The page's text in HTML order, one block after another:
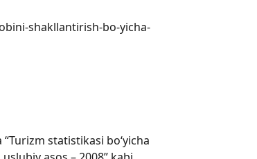
shakllantirish-bo-yicha-
statistikasi bo‘yicha